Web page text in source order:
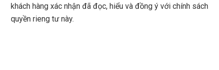
khách hàng xác nhận đã đọc, hiểu và đồng ý với chính sách
quyền rieng tư này.